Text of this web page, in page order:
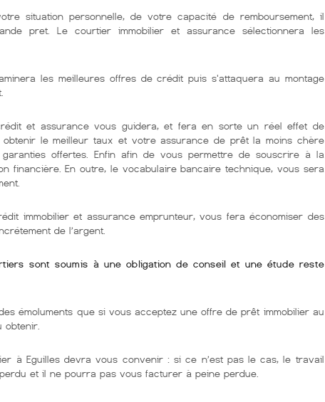
situation personnelle, de votre capacité de remboursement, il
pret. Le courtier immobilier et assurance sélectionnera les
les meilleures offres de crédit puis s'attaquera au montage
et assurance vous guidera, et fera en sorte un réel effet de
le meilleur taux et votre assurance de prêt la moins chère
offertes. Enfin afin de vous permettre de souscrire à la
financière. En outre, le vocabulaire bancaire technique, vous sera
immobilier et assurance emprunteur, vous fera économiser des
de l’argent.
sont soumis à une obligation de conseil et une étude reste
émoluments que si vous acceptez une offre de prêt immobilier au
obtenir.
à Eguilles devra vous convenir : si ce n’est pas le cas, le travail
et il ne pourra pas vous facturer à peine perdue.